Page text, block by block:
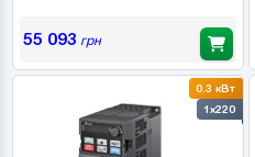
55 093 грн
0.3 кВт
1x220